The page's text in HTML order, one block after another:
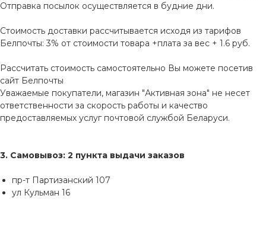
Отправка посылок осуществляется в будние дни.
Стоимость доставки рассчитывается исходя из тарифов
Белпочты: 3% от стоимости товара +плата за вес + 1.6 руб.
Рассчитать стоимость самостоятельно Вы можете посетив
сайт Белпочты
Уважаемые покупатели, магазин "Активная зона" не несет
ответственности за скорость работы и качество
предоставляемых услуг почтовой службой Беларуси.
3. Самовывоз: 2 пункта выдачи заказов
пр-т Партизанский 107
ул Кульман 16